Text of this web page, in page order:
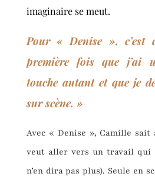
imaginaire se meut.
Pour « Denise », c’est
première fois que j’ai
touche autant et que je
sur scène. »
Avec « Denise », Camille sait
veut aller vers un travail qui
n’en dira pas plus). Seule en